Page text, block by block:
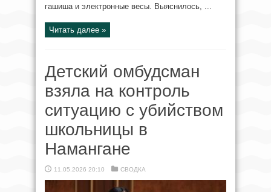
гашиша и электронные весы. Выяснилось, ...
Читать далее »
Детский омбудсман
взяла на контроль
ситуацию с убийством
школьницы в
Намангане
11.05.2026 20:10 СВОДКА